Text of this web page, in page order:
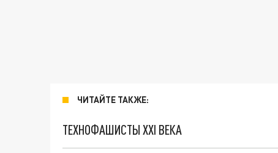
ЧИТАЙТЕ ТАКЖЕ:
ТЕХНОФАШИСТЫ XXI ВЕКА